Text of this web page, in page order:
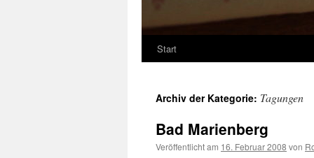
Start
Archiv der Kategorie: Tagungen
Bad Marienberg
Veröffentlicht am 16. Februar 2008 von